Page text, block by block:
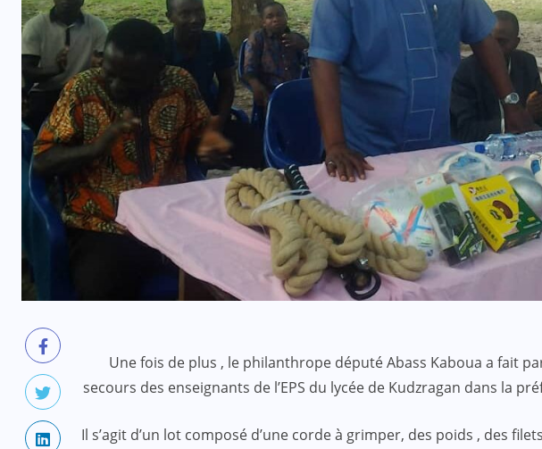
Une fois de plus , le philanthrope député Abass Kaboua a fait
secours des enseignants de l’EPS du lycée de Kudzragan dans la
Il s’agit d’un lot composé d’une corde à grimper, des poids , des